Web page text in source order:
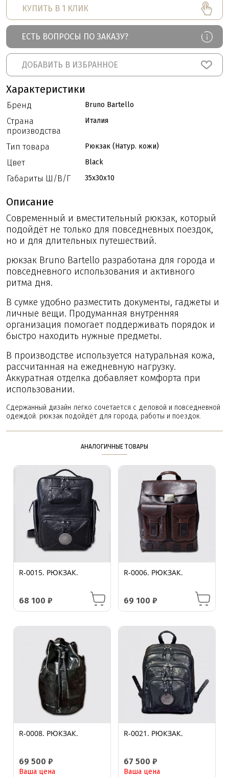
КУПИТЬ В 1 КЛИК
ЕСТЬ ВОПРОСЫ ПО ЗАКАЗУ?
ДОБАВИТЬ В ИЗБРАННОЕ
Характеристики
Бренд Bruno Bartello
Страна
производства
Италия
Тип товара Рюкзак (Натур. кожи)
Цвет Black
Габариты Ш/В/Г 35x30x10
Описание
Современный и вместительный рюкзак, который
подойдёт не только для повседневных поездок,
но и для длительных путешествий.
рюкзак Bruno Bartello разработана для города и
повседневного использования и активного
ритма дня.
В сумке удобно разместить документы, гаджеты и
личные вещи. Продуманная внутренняя
организация помогает поддерживать порядок и
быстро находить нужные предметы.
В производстве используется натуральная кожа,
рассчитанная на ежедневную нагрузку.
Аккуратная отделка добавляет комфорта при
использовании.
Сдержанный дизайн легко сочетается с деловой и повседневной
одеждой. рюкзак подойдёт для города, работы и поездок.
АНАЛОГИЧНЫЕ ТОВАРЫ
R-0015. РЮКЗАК.
68 100₽
R-0006. РЮКЗАК.
69 100 ₽
R-0008. РЮКЗАК.
69 500₽
Ваша цена
R-0021. РЮКЗАК.
67 500 ₽
Ваша цена